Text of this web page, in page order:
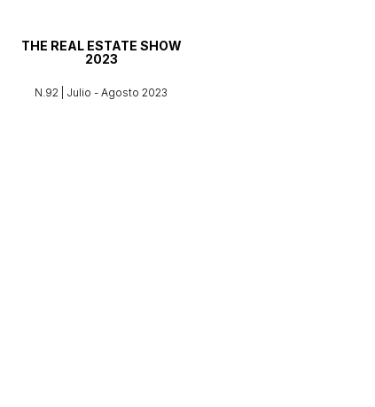
THE REAL ESTATE SHOW
2023
N.92 | Julio - Agosto 2023